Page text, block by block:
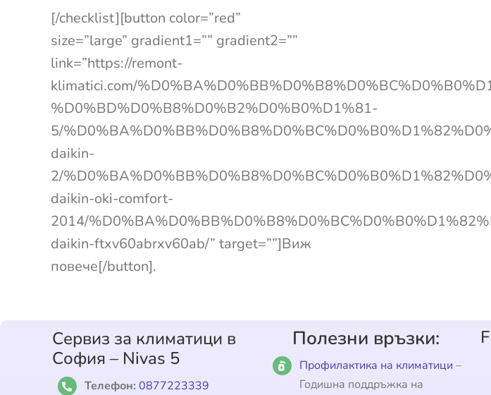
[/checklist][button color=”red”
size=”large” gradient1=”” gradient2=””
link=”https://remont-
klimatici.com/
%D0%BD%D0%B8%D0%B2%D0%B0%D1%81-
5/
daikin-
2/
daikin-oki-comfort-
2014/
daikin-ftxv60abrxv60ab/” target=””]Виж
повече[/button].
Сервиз за климатици в
София – Nivas 5
Телефон: 0877223339
Полезни връзки:
Профилактика на климатици –
Годишна поддръжка на